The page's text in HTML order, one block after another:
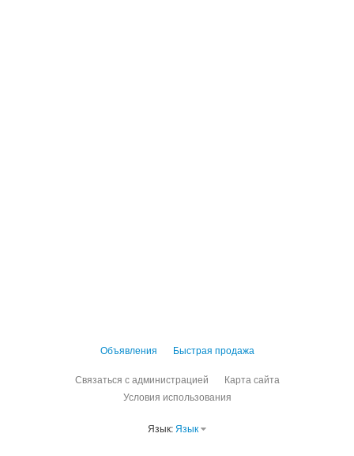
Объявления Быстрая продажа
Связаться с администрацией
Карта сайта
Условия использования
Язык: Язык